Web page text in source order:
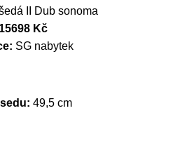
II Dub sonoma
15698 Kč
SG nabytek
49,5 cm